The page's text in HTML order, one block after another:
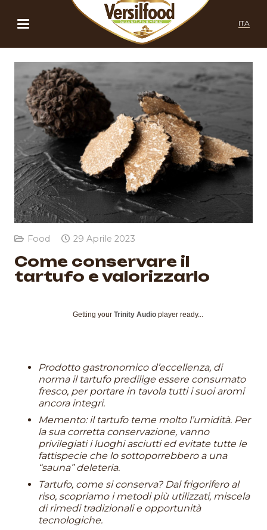
ITA
Food 29 Aprile 2023
Come conservare il
tartufo e valorizzarlo
Getting your Trinity Audio player ready...
Prodotto gastronomico d’eccellenza, di
norma il tartufo predilige essere consumato
fresco, per portare in tavola tutti i suoi aromi
ancora integri.
Memento: il tartufo teme molto l’umidità. Per
la sua corretta conservazione, vanno
privilegiati i luoghi asciutti ed evitate tutte le
fattispecie che lo sottoporrebbero a una
“sauna” deleteria.
Tartufo, come si conserva? Dal frigorifero al
riso, scopriamo i metodi più utilizzati, miscela
di rimedi tradizionali e opportunità
tecnologiche.